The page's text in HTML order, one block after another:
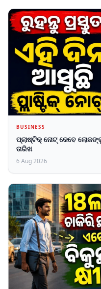
BUSINESS
ପ୍ଲାଷ୍ଟିକ୍ ନୋଟ୍ କେବେ ଲୋକଙ୍କୁ ମିଳିବ ? RBI
ତାରିଖ
6 Aug 2026